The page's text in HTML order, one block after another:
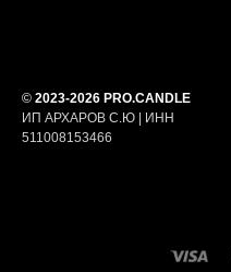
© 2023-2026 PRO.CANDLE
ИП АРХАРОВ С.Ю | ИНН
511008153466